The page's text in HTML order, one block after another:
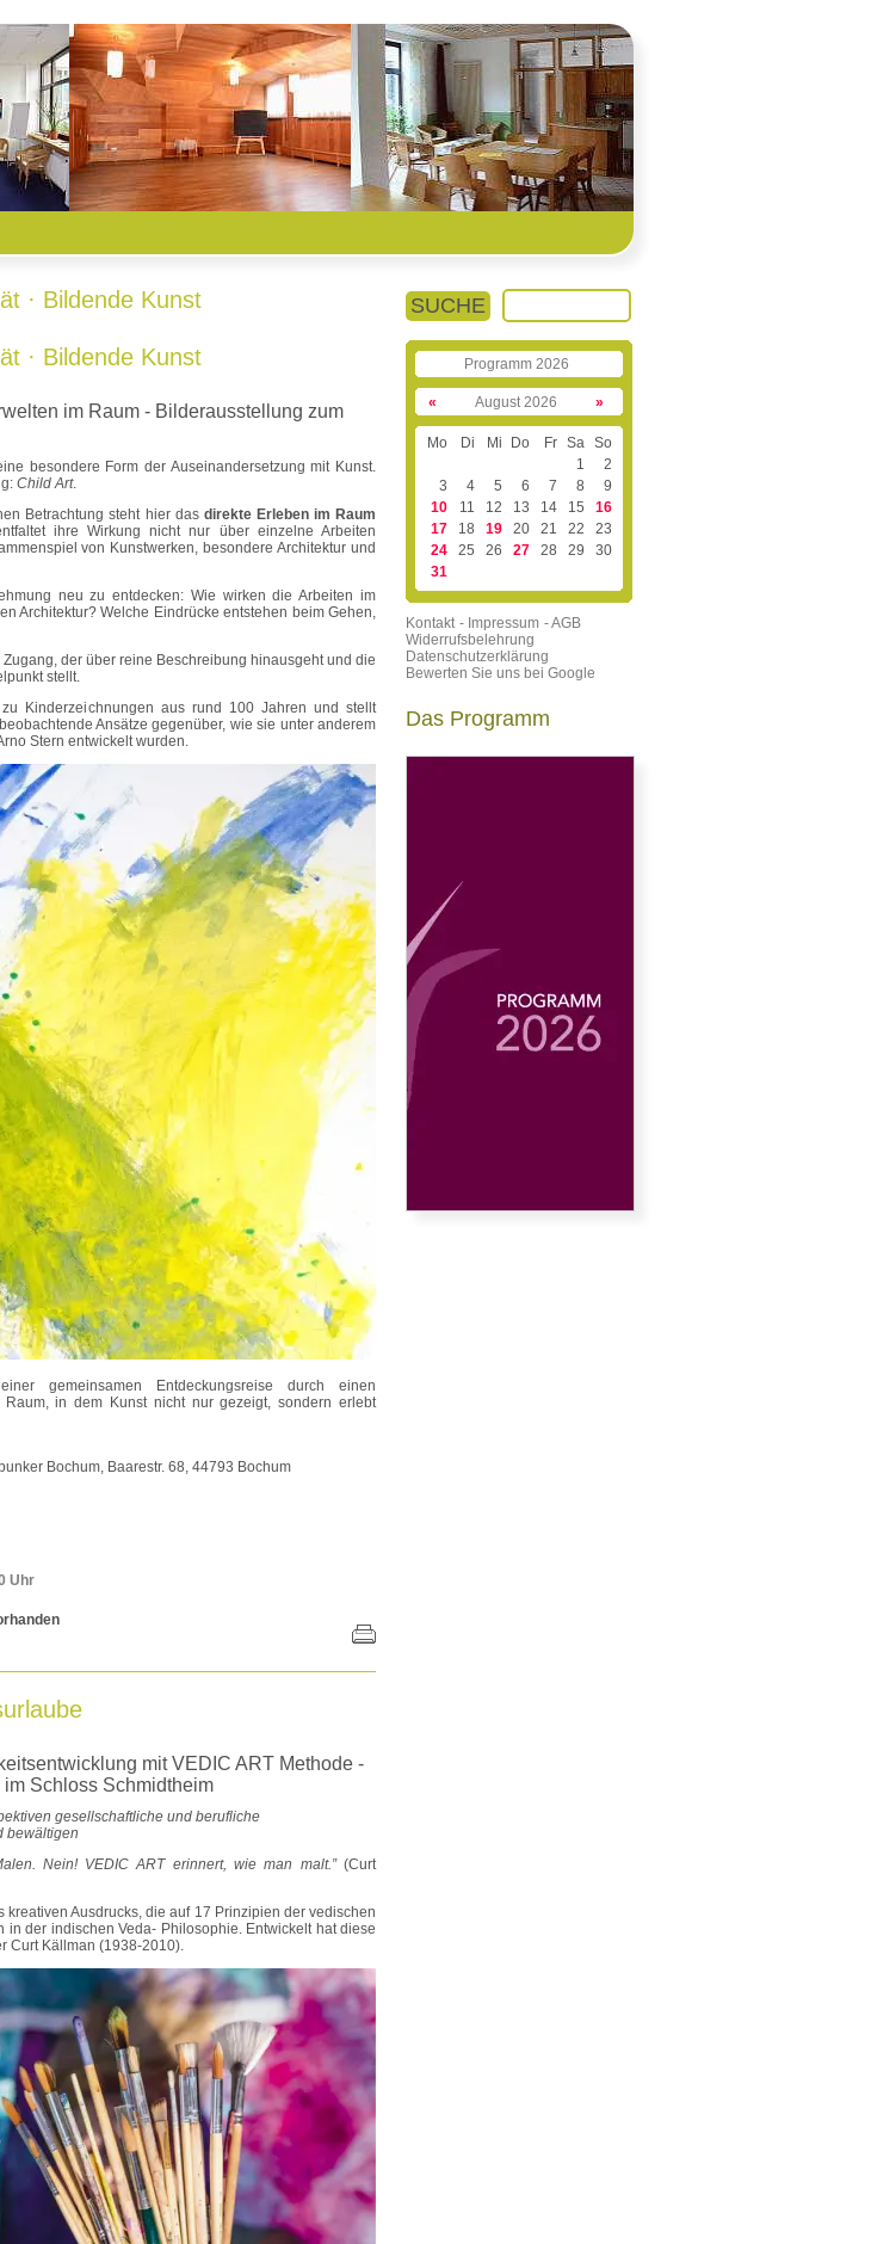
· Bildende Kunst
· Bildende Kunst
im Raum - Bilderausstellung zum
besondere Form der Auseinandersetzung mit Kunst.
Child Art.
Betrachtung steht hier das direkte Erleben im Raum
ihre Wirkung nicht nur über einzelne Arbeiten
von Kunstwerken, besondere Architektur und
neu zu entdecken: Wie wirken die Arbeiten im
Architektur? Welche Eindrücke entstehen beim Gehen,
der über reine Beschreibung hinausgeht und die
stellt.
Kinderzeichnungen aus rund 100 Jahren und stellt
Ansätze gegenüber, wie sie unter anderem
Stern entwickelt wurden.
gemeinsamen Entdeckungsreise durch einen
Raum, in dem Kunst nicht nur gezeigt, sondern erlebt
Bochum, Baarestr. 68, 44793 Bochum
Uhr
mit VEDIC ART Methode -
Schloss Schmidtheim
gesellschaftliche und berufliche
bewältigen
Nein! VEDIC ART erinnert, wie man malt.”(Curt
kreativen Ausdrucks, die auf 17 Prinzipien der vedischen
in der indischen Veda- Philosophie. Entwickelt hat diese
Curt Källman (1938-2010).
SUCHE
Programm 2026
« August 2026 »
Mo Di Mi Do Fr Sa So
1
2
3
4 5 6 7 8
9
10
11 12 13 14 15
16
17
18 19 20 21 22
23
24
25 26 27 28 29
30
31
Kontakt - Impressum - AGB
Widerrufsbelehrung
Datenschutzerklärung
Bewerten Sie uns bei Google
Das Programm